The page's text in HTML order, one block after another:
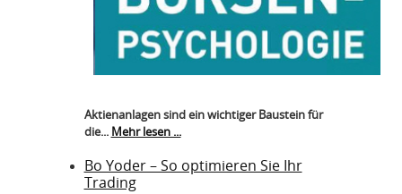
Aktienanlagen sind ein wichtiger Baustein für
die... Mehr lesen ...
Bo Yoder – So optimieren Sie Ihr
Trading